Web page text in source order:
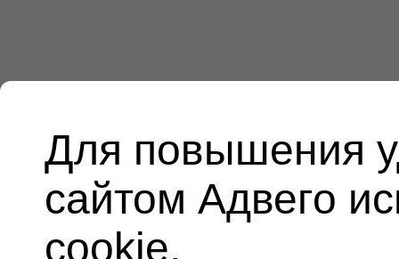
Для повышения
сайтом Адвего
cookie.